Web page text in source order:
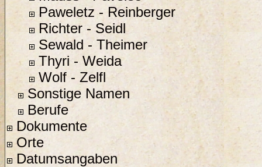
Paweletz - Reinberger
Richter - Seidl
Sewald - Theimer
Thyri - Weida
Wolf - Zelfl
Sonstige Namen
Berufe
Dokumente
Orte
Datumsangaben